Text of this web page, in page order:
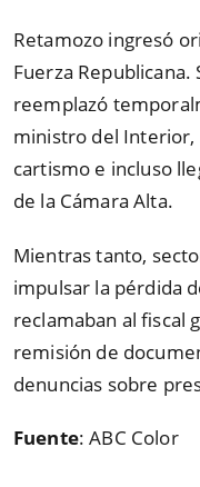
Retamozo ingresó
Fuerza
reemplazó
ministro del Interior,
cartismo e incluso
de la Cámara Alta.
Mientras tanto,
impulsar la pérdida
reclamaban al fiscal
remisión de
denuncias sobre
Fuente: ABC Color